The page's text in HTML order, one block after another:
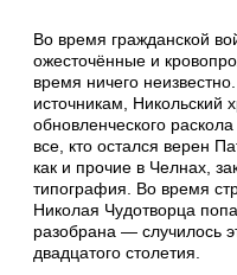
Во время гражданской
ожесточённые и
время ничего
источникам, Никольский
обновленческого
все, кто остался верен
как и прочие в Челнах,
типография. Во время
Николая Чудотворца
разобрана — случилось
двадцатого столетия.